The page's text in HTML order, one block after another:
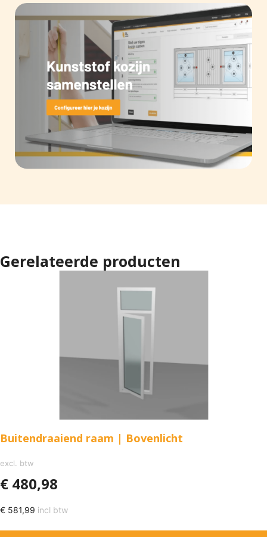
Gerelateerde producten
Buitendraaiend raam | Bovenlicht
excl. btw
€ 480,98
€ 581,99 incl btw